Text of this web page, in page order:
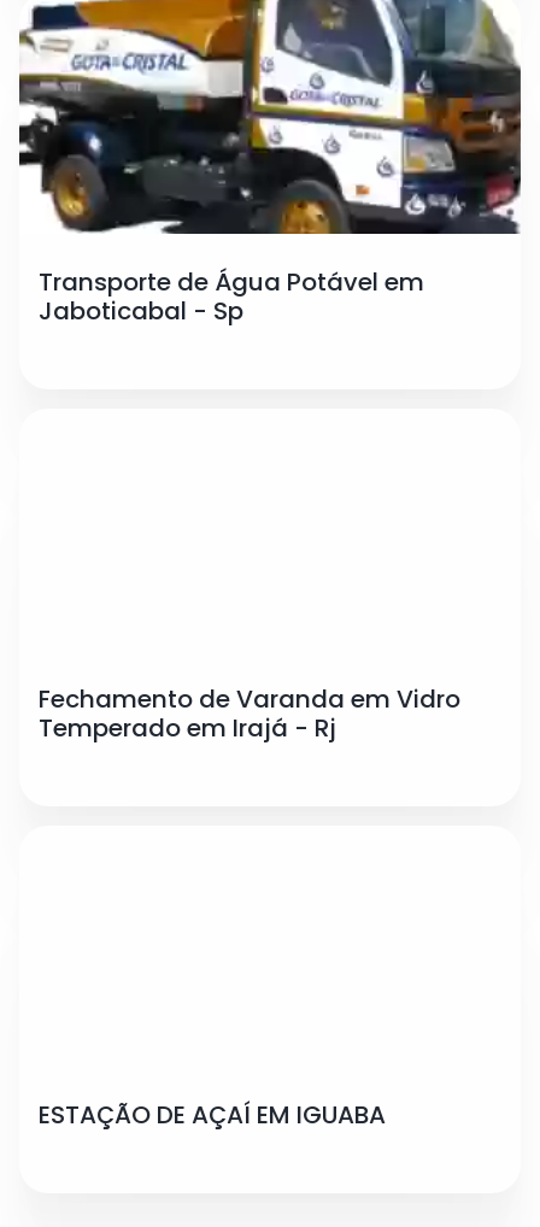
Transporte de Água Potável em
Jaboticabal - Sp
Fechamento de Varanda em Vidro
Temperado em Irajá - Rj
ESTAÇÃO DE AÇAÍ EM IGUABA